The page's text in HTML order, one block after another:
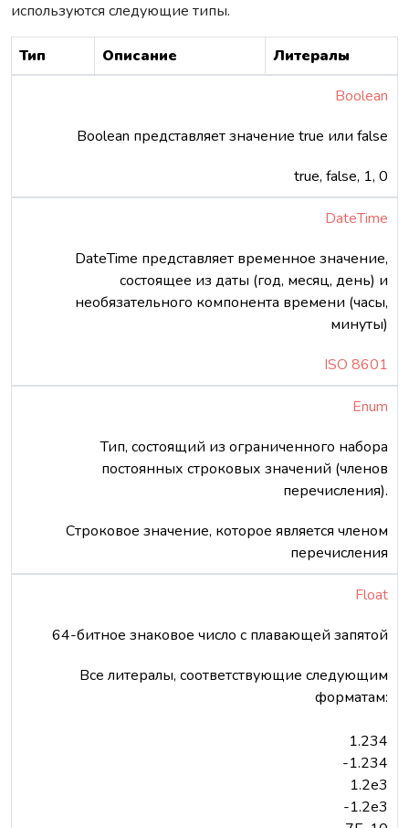
используются следующие типы.
Тип Описание
Литералы
Boolean
Boolean представляет значение true или false
true, false, 1, 0
DateTime
DateTime представляет временное значение,
состоящее из даты (год, месяц, день) и
необязательного компонента времени (часы,
минуты)
ISO 8601
Enum
Тип, состоящий из ограниченного набора
постоянных строковых значений (членов
перечисления).
Строковое значение, которое является членом
перечисления
Float
64-битное знаковое число с плавающей запятой
Все литералы, соответствующие следующим
форматам:
1.234
-1.234
1.2e3
-1.2e3